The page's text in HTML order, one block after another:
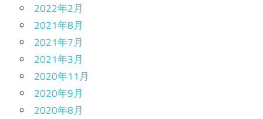
2022年2月
2021年8月
2021年7月
2021年3月
2020年11月
2020年9月
2020年8月